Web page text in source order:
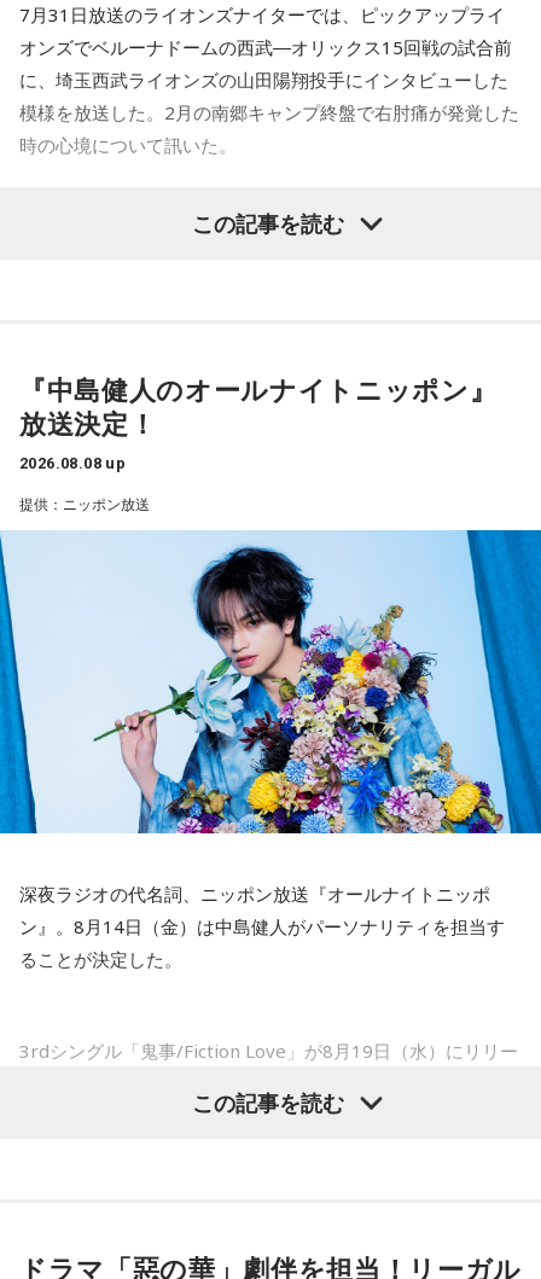
＜番組概要＞
番組名：SPORTS BEAT supported by TOYOTA
放送日時：毎週土曜 10:00～10:50
パーソナリティ：藤木直人、高見侑里
番組Webサイト：
番組公式X：@SPORTSBEAT_TFM
――実戦復帰まで4ヶ月という診断のもと、ファームで最初に
投げたのは7月11日でした。リハビリはうまくいったという
ことでしょうか？
山田「トレーナーさんのおかげでうまくいったと思います」
山田「順調にいくのも難しくて、リハビリをしていく上でエ
――石垣島で自主トレをともにした後輩である篠原響投手の
活躍をどうご覧になられましたか？
山田「球速がすごくて、僕も追いつけるように頑張ります」
――オールスターゲームの前に1軍へ復帰しました。ここまで
2試合に登板してみていかがですか？
山田「自分の持ち味が出せて抑えられることができたので、
そこは1番よかったのかなと思います。試合で投げる、野球が
できる感謝というのも再び感じることができましたし、野球
――今シーズンの登板はまだ2試合ですが、ヒットを1本も打
たれていないです。
山田「そうなんですか？ 何の意識もしていないです（笑）。
1イニングを無失点で抑える。どれだけピンチを作っても無失
いうのは本当にいいことなのかなと思います」
※インタビュアー：文化放送・斉藤一美アナウンサー
7月31日放送のライオンズナイターでは、ピックアップライ
オンズでベルーナドームの西武―オリックス15回戦の試合前
に、埼玉西武ライオンズの山田陽翔投手にインタビューした
模様を放送した。2月の南郷キャンプ終盤で右肘痛が発覚した
時の心境について訊いた。
しい成績だったかと思いますが、「求めすぎずに自分のやる
――過去2年の苦労は昨シーズンに活きていたということです
ね。
山田「活きていると思います。ウエイトトレーニングなどで
身体作りができたと思うので、結果を出さないといけないと
ころで出せたというのはよかったと思います」
――2月の南郷キャンプ終盤で右肘痛が発覚した時の心境を教
山田「痛かったですし、手術のタイミングはすごく悩んだの
ですが、3月9日に手術をさせていただいた。痛いままプレー
をしていても成績も上がらないですし、自分としても不安を
抱えながらプレーをするのは嫌だったので、できるだけ早く
手術をして、早く復帰ができるようにというので決断しまし
た」
――以前から痛みはあったのでしょうか？
山田「痛みがない範囲でできていたのですが、痛みの場所が
動いてしまって、数ミリでも痛みの場所が動くだけで痛みが
変わってくるので」
――実戦復帰まで4ヶ月という診断のもと、ファームで最初に
ラーが出たり、身体との感覚がつながりずらかったりするな
この記事を読む
『中島健人のオールナイトニッポン』
放送決定！
2026.08.08 up
提供：ニッポン放送
深夜ラジオの代名詞、ニッポン放送『オールナイトニッポ
ン』。8月14日（金）は中島健人がパーソナリティを担当す
ることが決定した。
3rdシングル「鬼事/Fiction Love」が8月19日（水）にリリー
ティを初めて担当する。番組では、新曲「鬼事/Fiction
この記事を読む
ドラマ「惡の華」劇伴を担当！リーガル